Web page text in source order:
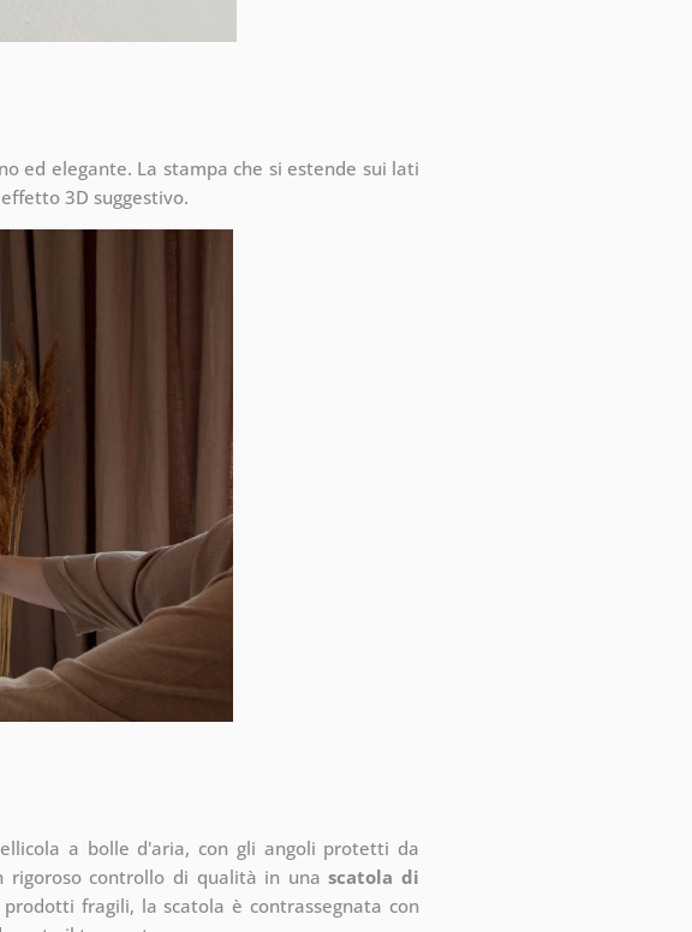
ed elegante. La stampa che si estende sui lati
3D suggestivo.
a bolle d'aria, con gli angoli protetti da
rigoroso controllo di qualità in unascatola di
fragili, la scatola è contrassegnata con